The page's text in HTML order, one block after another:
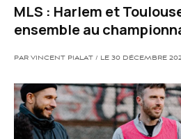
MLS : Harlem et
ensemble au
PAR VINCENT PIALAT / LE 30 DÉCEMBRE